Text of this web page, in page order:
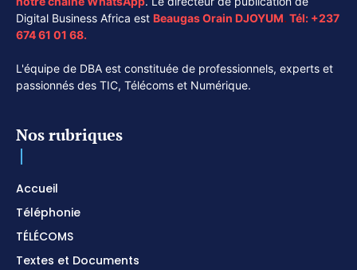
Digital Business Africa est Beaugas Orain DJOYUM. Tél: +237
674 61 01 68.
L'équipe de DBA est constituée de professionnels, experts et
passionnés des TIC, Télécoms et Numérique.
Nos rubriques
Accueil
Téléphonie
TÉLÉCOMS
Textes et Documents